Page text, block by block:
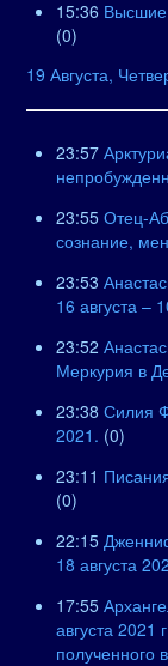
15:36 Высшие
(0)
19 Августа,
23:57
23:55 Отец-
сознание,
23:53
16 августа –
23:52
Меркурия в
23:38 Силия
2021. (0)
23:11
(0)
22:15
18 августа
17:55
августа 2021
полученного